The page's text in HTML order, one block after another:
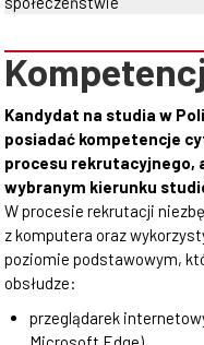
Kandydat na studia w
posiadać kompetencje
procesu rekrutacyjnego,
wybranym kierunku
W procesie rekrutacji
z komputera oraz
poziomie podstawowym,
obsłudze:
przeglądarek